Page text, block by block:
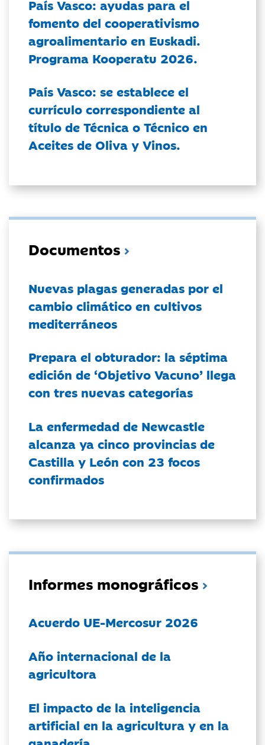
País Vasco: ayudas para el
fomento del cooperativismo
agroalimentario en Euskadi.
Programa Kooperatu 2026.
País Vasco: se establece el
currículo correspondiente al
título de Técnica o Técnico en
Aceites de Oliva y Vinos.
Documentos
Nuevas plagas generadas por el
cambio climático en cultivos
mediterráneos
Prepara el obturador: la séptima
edición de ‘Objetivo Vacuno’ llega
con tres nuevas categorías
La enfermedad de Newcastle
alcanza ya cinco provincias de
Castilla y León con 23 focos
confirmados
Informes monográficos
Acuerdo UE-Mercosur 2026
Año internacional de la
agricultora
El impacto de la inteligencia
artificial en la agricultura y en la